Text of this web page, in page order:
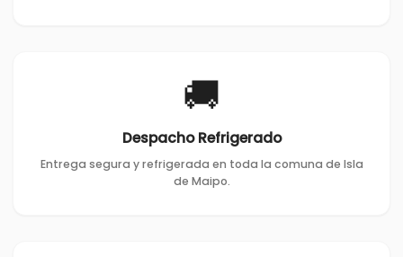
🚚
Despacho Refrigerado
Entrega segura y refrigerada en toda la comuna de Isla
de Maipo.